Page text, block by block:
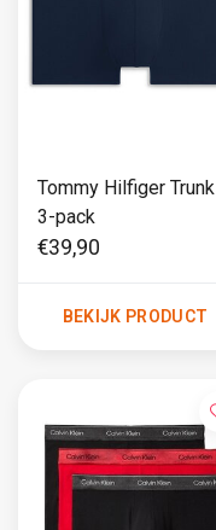
Tommy Hilfiger Trunk
3-pack
€39,90
BEKIJK PRODUCT